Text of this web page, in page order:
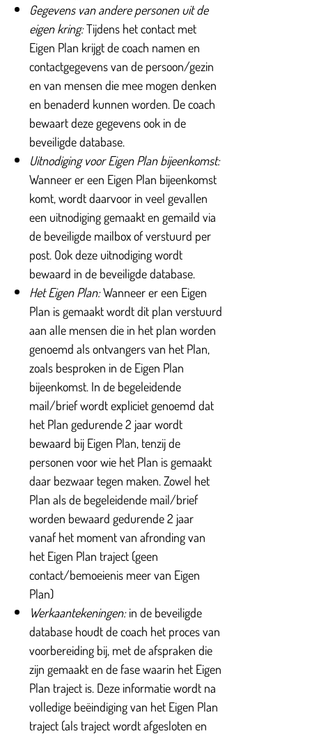
Gegevens van andere personen uit de
eigen kring:Tijdens het contact met
Eigen Plan krijgt de coach namen en
contactgegevens van de persoon/gezin
en van mensen die mee mogen denken
en benaderd kunnen worden. De coach
bewaart deze gegevens ook in de
beveiligde database.
Uitnodiging voor Eigen Plan bijeenkomst:
Wanneer er een Eigen Plan bijeenkomst
komt, wordt daarvoor in veel gevallen
een uitnodiging gemaakt en gemaild via
de beveiligde mailbox of verstuurd per
post. Ook deze uitnodiging wordt
bewaard in de beveiligde database.
Het Eigen Plan:Wanneer er een Eigen
Plan is gemaakt wordt dit plan verstuurd
aan alle mensen die in het plan worden
genoemd als ontvangers van het Plan,
zoals besproken in de Eigen Plan
bijeenkomst. In de begeleidende
mail/brief wordt expliciet genoemd dat
het Plan gedurende 2 jaar wordt
bewaard bij Eigen Plan, tenzij de
personen voor wie het Plan is gemaakt
daar bezwaar tegen maken. Zowel het
Plan als de begeleidende mail/brief
worden bewaard gedurende 2 jaar
vanaf het moment van afronding van
het Eigen Plan traject (geen
contact/bemoeienis meer van Eigen
Plan)
Werkaantekeningen:in de beveiligde
database houdt de coach het proces van
voorbereiding bij, met de afspraken die
zijn gemaakt en de fase waarin het Eigen
Plan traject is. Deze informatie wordt na
volledige beëindiging van het Eigen Plan
traject (als traject wordt afgesloten en